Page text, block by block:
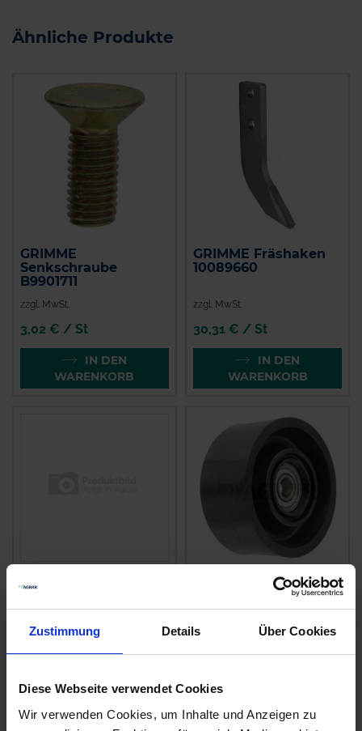
Zustimmung Details Über Cookies
Diese Webseite verwendet Cookies
Wir verwenden Cookies, um Inhalte und Anzeigen zu
Ähnliche Produkte
GRIMME
Senkschraube
B9901711
zzgl. MwSt.
3,02 € / St
IN DEN
WARENKORB
GRIMME Fräshaken
10089660
zzgl. MwSt.
30,31 € / St
IN DEN
WARENKORB
GRIMME Abstreifer
WARENKORB
GRIMME Umlenkrolle